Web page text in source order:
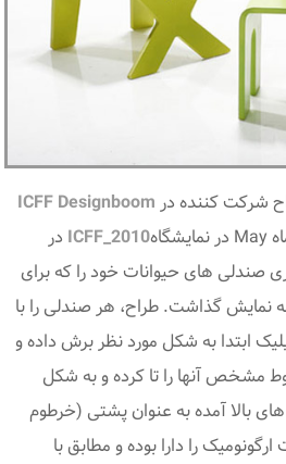
ICFF Designboom
ICFF_2010 در
صندلی های حیوانات خود را که برای
نمایش گذاشت.طراح، هر صندلی را با
ابتدا به شکل مورد نظر برش داده و
مشخص آنها را تا کرده و به شکل
بالا آمده به عنوان پشتی (خرطوم
را دارا بوده و مطابق با